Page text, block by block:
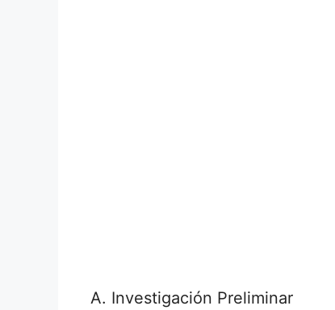
A. Investigación Preliminar